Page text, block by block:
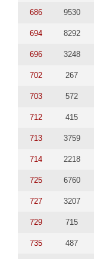
686 9530
694 8292
696 3248
702 267
703 572
712 415
713 3759
714 2218
725 6760
727 3207
729 715
735 487